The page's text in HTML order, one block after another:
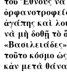
ἀγάπης καὶ
νὰ μὴ δοθῇ τὸ
τοῦτο κόσμο
κἀν μετὰ